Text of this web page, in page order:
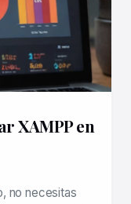
XAMPP en
no necesitas